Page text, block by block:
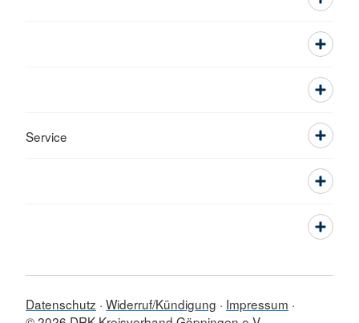
Service
Datenschutz Widerruf/Kündigung
Impressum